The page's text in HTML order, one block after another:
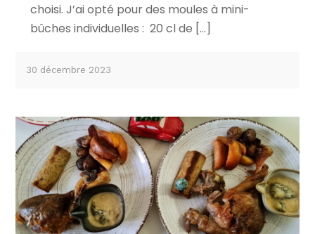
choisi. J’ai opté pour des moules à mini-
bûches individuelles : 20 cl de […]
30 décembre 2023